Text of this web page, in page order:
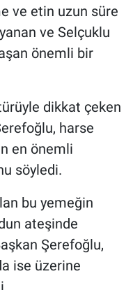
ve etin uzun süre
ve Selçuklu
önemli bir
dikkat çeken
harse
en önemli
söyledi.
bu yemeğin
ateşinde
Şerefoğlu,
ise üzerine